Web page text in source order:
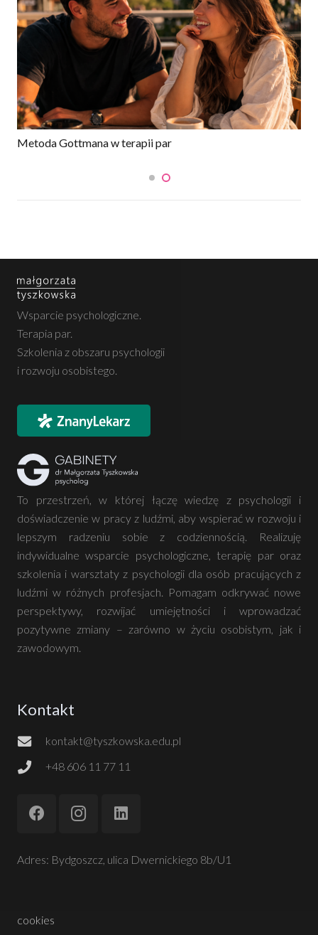
Metoda Gottmana w terapii par
Wsparcie psychologiczne.
Terapia par.
Szkolenia z obszaru psychologii
i rozwoju osobistego.
To przestrzeń, w której łączę wiedzę z psychologii i
doświadczenie w pracy z ludźmi, aby wspierać w rozwoju i
lepszym radzeniu sobie z codziennością. Realizuję
indywidualne wsparcie psychologiczne, terapię par oraz
szkolenia i warsztaty z psychologii dla osób pracujących z
ludźmi w różnych profesjach. Pomagam odkrywać nowe
perspektywy, rozwijać umiejętności i wprowadzać
pozytywne zmiany – zarówno w życiu osobistym, jak i
zawodowym.
Kontakt
kontakt@tyszkowska.edu.pl
+48 606 11 77 11
Adres: Bydgoszcz, ulica Dwernickiego 8b/U1
cookies